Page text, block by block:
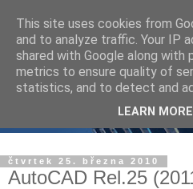
čtvrtek 25. března 2010
AutoCAD Rel.25
This site uses cookies from
and to analyze traffic. Your IP
shared with Google along with
metrics to ensure quality of
statistics, and to detect and
LEARN MORE